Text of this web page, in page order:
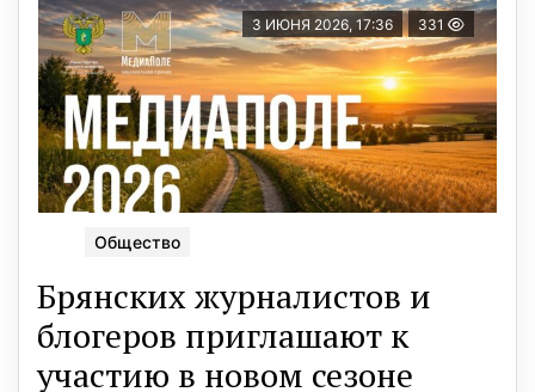
3 ИЮНЯ 2026, 17:36 331
Общество
Брянских журналистов и
блогеров приглашают к
участию в новом сезоне